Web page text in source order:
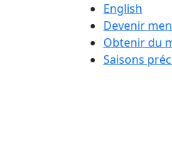
English
Devenir
Obtenir du
Saisons